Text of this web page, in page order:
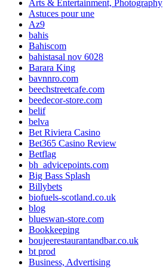
Arts & Entertainment, Photography
Astuces pour une
Az9
bahis
Bahiscom
bahistasal nov 6028
Barara King
bavnnro.com
beechstreetcafe.com
beedecor-store.com
belif
belva
Bet Riviera Casino
Bet365 Casino Review
Betflag
bh_advicepoints.com
Big Bass Splash
Billybets
biofuels-scotland.co.uk
blog
blueswan-store.com
Bookkeeping
boujeerestaurantandbar.co.uk
bt prod
Business, Advertising